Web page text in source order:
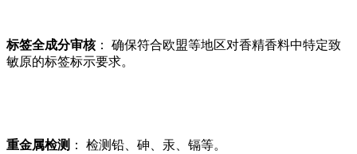
标签全成分审核： 确保符合欧盟等地区对香精香料中特定致
敏原的标签标示要求。
重金属检测 ： 检测铅、砷、汞、镉等。